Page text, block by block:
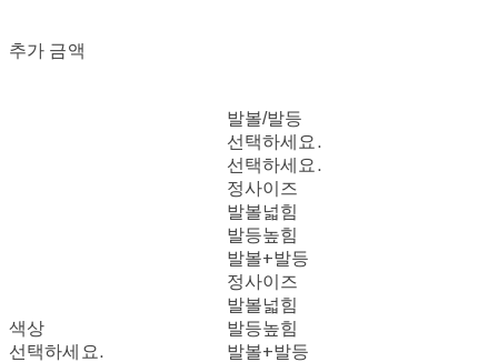
추가 금액
색상
선택하세요.
발볼/발등
선택하세요.
선택하세요.
정사이즈
발볼넓힘
발등높힘
발볼+발등
정사이즈
발볼넓힘
발등높힘
발볼+발등